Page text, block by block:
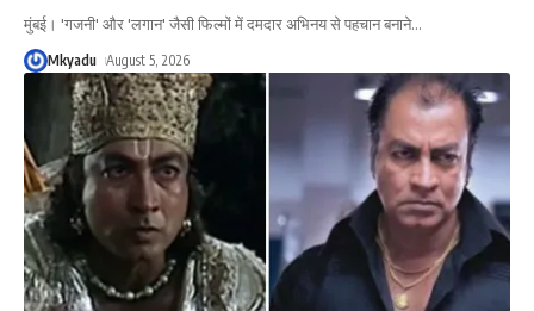
मुंबई। 'गजनी' और 'लगान' जैसी फिल्मों में दमदार अभिनय से पहचान बनाने…
Mkyadu August 5, 2026